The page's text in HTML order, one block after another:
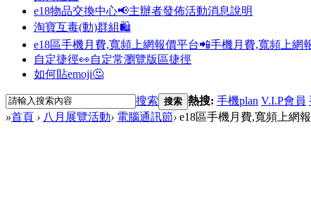
e18物品交換中心📢主辦者發佈活動消息說明
淘寶互毒(動)群組🛍️
e18區手機月費,寬頻上網報價平台📲手機月費,寬頻上網
自定捷徑👀自定常瀏覽版區捷徑
如何貼emoji🤔
搜索 搜索 熱搜: 手機plan V.I.P會員
»首頁 › 八月展覽活動› 電腦通訊節› e18區手機月費,寬頻上網